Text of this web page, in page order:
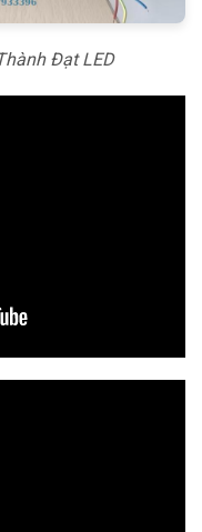
Đạt LED